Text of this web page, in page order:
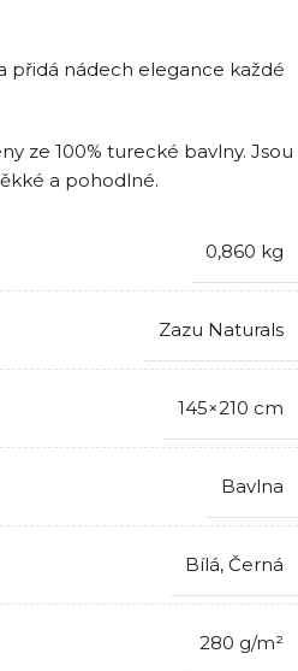
přidá nádech elegance každé
ze 100% turecké bavlny. Jsou
a pohodlné.
0,860 kg
Zazu Naturals
145×210 cm
Bavlna
Bílá, Černá
280 g/m²